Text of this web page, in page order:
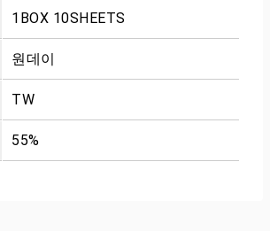
1BOX 10SHEETS
원데이
TW
55%